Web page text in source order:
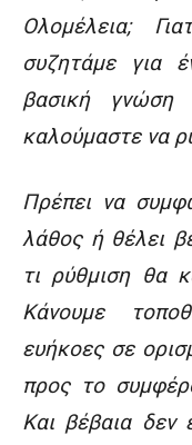
Ολομέλεια;
συζητάμε για
βασική γνώση
καλούμαστε να
Πρέπει να
λάθος ή θέλει
τι ρύθμιση θα
Κάνουμε
ευήκοες σε
προς το
Και βέβαια δεν